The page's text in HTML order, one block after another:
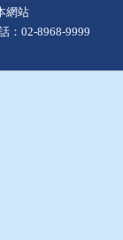
網站
：02-8968-9999